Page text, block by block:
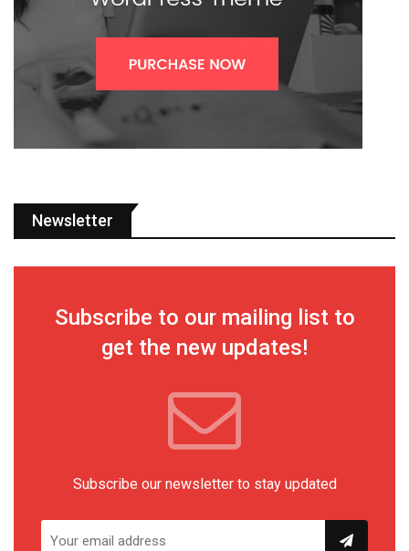
Newsletter
Subscribe to our mailing list to
get the new updates!
Subscribe our newsletter to stay updated